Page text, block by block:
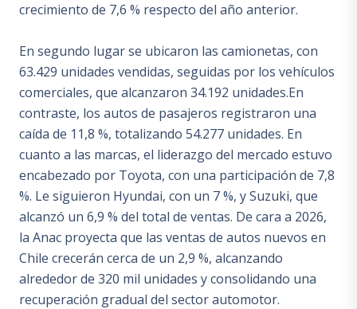
crecimiento de 7,6 % respecto del año anterior.
En segundo lugar se ubicaron las camionetas, con
63.429 unidades vendidas, seguidas por los vehículos
comerciales, que alcanzaron 34.192 unidades.En
contraste, los autos de pasajeros registraron una
caída de 11,8 %, totalizando 54.277 unidades. En
cuanto a las marcas, el liderazgo del mercado estuvo
encabezado por Toyota, con una participación de 7,8
%. Le siguieron Hyundai, con un 7 %, y Suzuki, que
alcanzó un 6,9 % del total de ventas. De cara a 2026,
la Anac proyecta que las ventas de autos nuevos en
Chile crecerán cerca de un 2,9 %, alcanzando
alrededor de 320 mil unidades y consolidando una
recuperación gradual del sector automotor.